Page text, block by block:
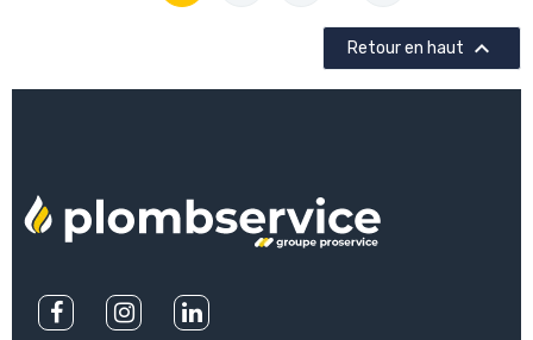
Retour en haut 